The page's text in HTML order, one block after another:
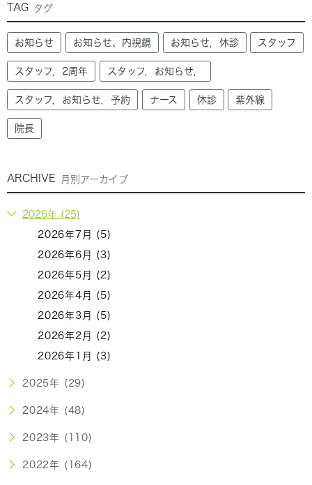
TAG タグ
お知らせ お知らせ、内視鏡 お知らせ，休診 スタッフ
スタッフ，2周年 スタッフ，お知らせ，
スタッフ，お知らせ，予約 ナース 休診 紫外線
院長
ARCHIVE 月別アーカイブ
2026年 (25)
2026年7月 (5)
2026年6月 (3)
2026年5月 (2)
2026年4月 (5)
2026年3月 (5)
2026年2月 (2)
2026年1月 (3)
2025年 (29)
2024年 (48)
2023年 (110)
2022年 (164)